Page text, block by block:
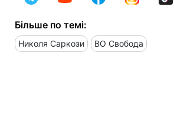
Більше по темі:
Николя Саркози ВО Свобода